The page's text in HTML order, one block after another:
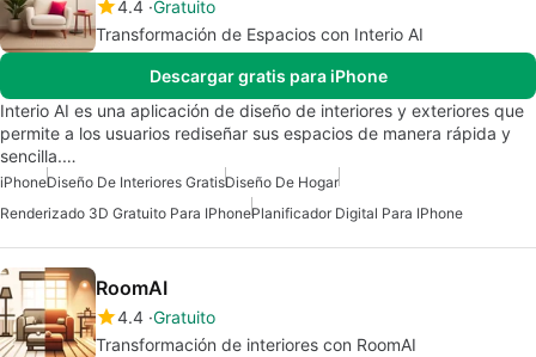
4.4 Gratuito
Transformación de Espacios con Interio AI
Descargar gratis para iPhone
Interio AI es una aplicación de diseño de interiores y exteriores que
permite a los usuarios rediseñar sus espacios de manera rápida y
sencilla.…
iPhoneDiseño De Interiores GratisDiseño De Hogar
Renderizado 3D Gratuito Para IPhonePlanificador Digital Para IPhone
RoomAI
4.4 Gratuito
Transformación de interiores con RoomAI